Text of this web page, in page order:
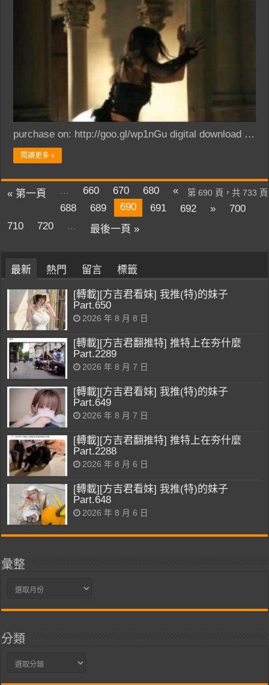
purchase on: http://goo.gl/wp1nGu digital download …
閱讀更多 »
第 690 頁，共 733 頁
« 第一頁 ... 660 670 680
«
688
689 690 691 692 »
700
710
720 ... 最後一頁 »
最新 熱門 留言 標籤
[轉載][方吉君看妹] 我推(特)的妹子
Part.650
2026 年 8 月 8 日
[轉載][方吉君翻推特] 推特上在夯什麼
Part.2289
2026 年 8 月 7 日
[轉載][方吉君看妹] 我推(特)的妹子
Part.649
2026 年 8 月 7 日
[轉載][方吉君翻推特] 推特上在夯什麼
Part.2288
2026 年 8 月 6 日
[轉載][方吉君看妹] 我推(特)的妹子
Part.648
2026 年 8 月 6 日
彙整
彙
分類
分